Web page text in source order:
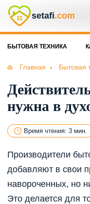
setafi.com
БЫТОВАЯ ТЕХНИКА
Главная Бытовая
нужна в
Время чтения: 3 мин.
Производители
добавляют в свои
навороченных, но
Это делается для